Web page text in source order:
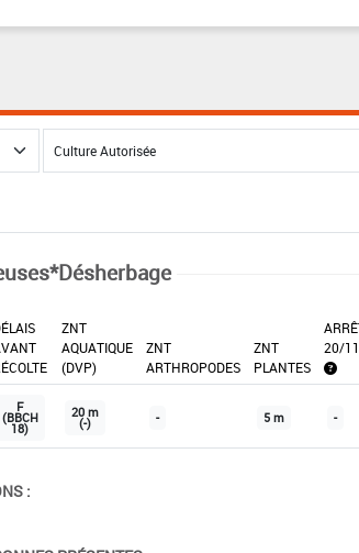
ZNT
AQUATIQUE
(DVP)
ZNT
ARTHROPODES
ZNT
PLANTES
20/
F
(BBCH
18)
20 m
(-) - 5 m -
: